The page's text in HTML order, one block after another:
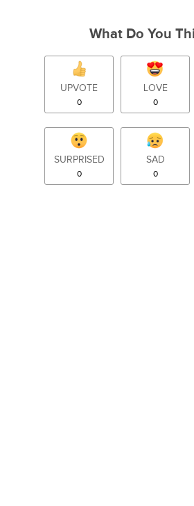
What Do You
UPVOTE
0
LOVE
0
SURPRISED
0
SAD
0